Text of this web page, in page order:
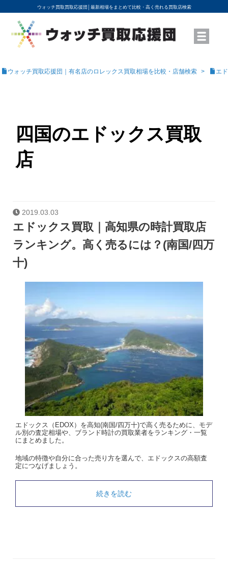
ウォッチ買取買取応援団│ 最新相場をまとめて比較・高く売れる買取店検索
YouTubeで動画を公開中
ROLEXモデル名から買取相場を調べる
高級時計ブランド名から買取相場を調べる
地域から買取店を探す
店舗名から買取店を探す
ブランド時計を高く売る方法
買取査定を依頼する
ウォッチ買取応援団｜有名店のロレックス買取相場を比較・店舗検索 エ
四国のエドックス買取
店
2019.03.03
エドックス買取｜高知県の時計買取店
ランキング。高く売るには？(南国/四万
十)
エドックス（EDOX）を高知(南国/四万十)で高く売るために、モデ
ル別の査定相場や、ブランド時計の買取業者をランキング・一覧
にまとめました。
地域の特徴や自分に合った売り方を選んで、エドックスの高額査
定につなげましょう。
続きを読む